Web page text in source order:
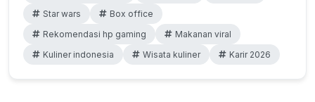
Star wars
Box office
Rekomendasi hp gaming
Makanan viral
Kuliner indonesia
Wisata kuliner Karir 2026